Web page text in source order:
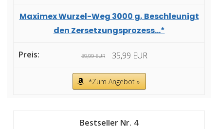
Maximex Wurzel-Weg 3000 g, Beschleunigt
den Zersetzungsprozess...*
39,99 EUR 35,99 EUR
*Zum Angebot »
4